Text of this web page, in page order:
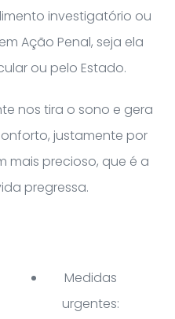
investigatório ou
Ação Penal, seja ela
ou pelo Estado.
nos tira o sono e gera
justamente por
mais precioso, que é a
pregressa.
Medidas
urgentes: